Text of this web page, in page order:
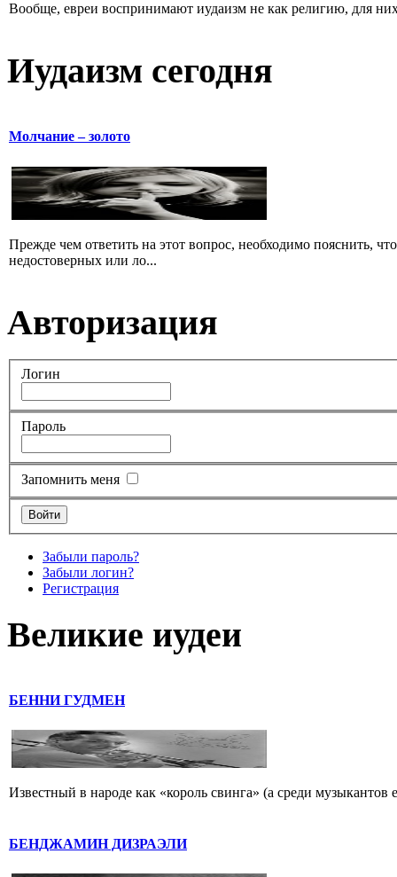
Вообще, евреи воспринимают иудаизм не как религию, для
Иудаизм сегодня
Молчание – золото
Прежде чем ответить на этот вопрос, необходимо пояснить,
недостоверных или ло...
Авторизация
Логин
Пароль
Запомнить меня
Забыли пароль?
Забыли логин?
Регистрация
Великие иудеи
БЕННИ ГУДМЕН
Известный в народе как «король свинга» (а среди
БЕНДЖАМИН ДИЗРАЭЛИ